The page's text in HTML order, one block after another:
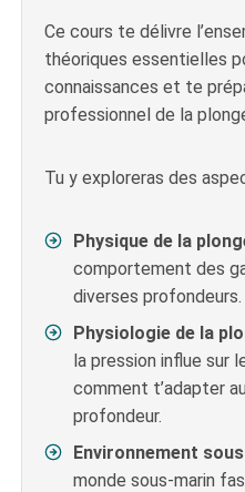
Ce cours te délivre
théoriques essentielles
connaissances et te
professionnel de la
Tu y exploreras des
Physique de la
comportement des
diverses profondeurs.
Physiologie de la
la pression influe sur
comment t’adapter
profondeur.
Environnement
monde sous-marin